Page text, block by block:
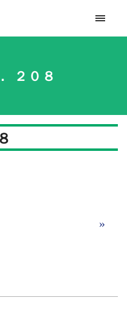
２０８
»